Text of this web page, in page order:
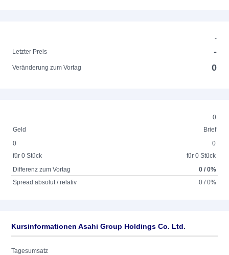
-
Letzter Preis
-
Veränderung zum Vortag 0
0
Geld
Brief
0
für 0 Stück
0
für 0 Stück
Differenz zum Vortag
0 / 0%
Spread absolut / relativ
0 / 0%
Kursinformationen Asahi Group Holdings Co. Ltd.
Tagesumsatz